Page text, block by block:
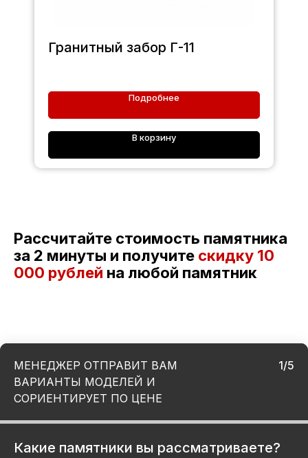
Гранитный забор Г-11
Подробнее
В корзину
Рассчитайте стоимость памятника
за 2 минуты и получите скидку 10
000 рублей на любой памятник
МЕНЕДЖЕР ОТПРАВИТ ВАМ
ВАРИАНТЫ МОДЕЛЕЙ И
СОРИЕНТИРУЕТ ПО ЦЕНЕ
1/5
Какие памятники вы рассматриваете?